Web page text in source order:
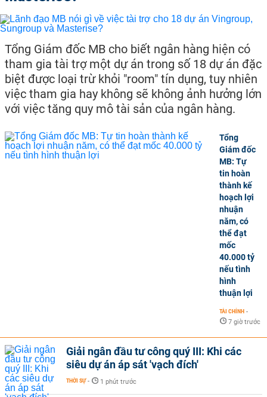
Tổng Giám đốc MB cho biết ngân hàng hiện có
tham gia tài trợ một dự án trong số 18 dự án đặc
biệt được loại trừ khỏi "room" tín dụng, tuy nhiên
việc tham gia hay không sẽ không ảnh hưởng lớn
với việc tăng quy mô tài sản của ngân hàng.
Tổng
Giám đốc
MB: Tự
tin hoàn
thành kế
hoạch lợi
nhuận
năm, có
thể đạt
mốc
40.000 tỷ
nếu tình
hình
thuận lợi
TÀI CHÍNH -
7 giờ trước
Giải ngân đầu tư công quý III: Khi các
siêu dự án áp sát 'vạch đích'
THỜI SỰ - 1 phút trước